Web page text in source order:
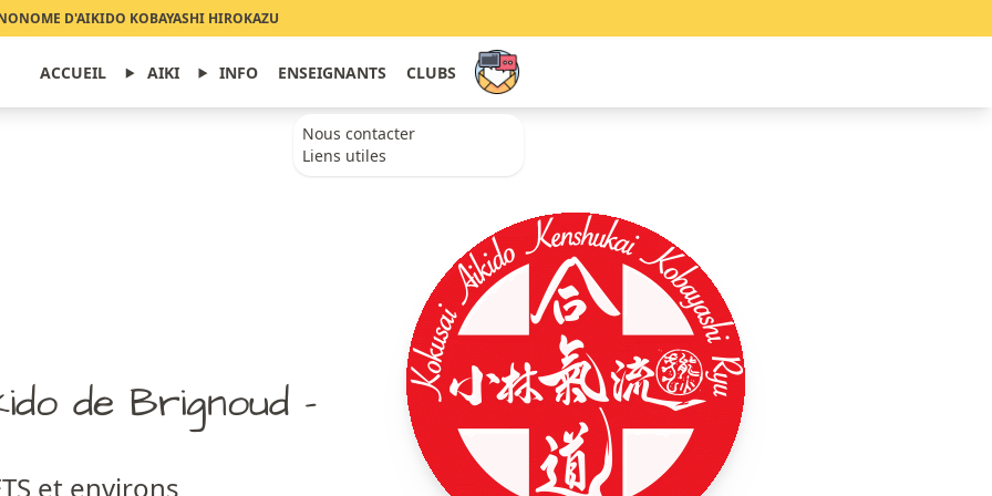
D'AIKIDO KOBAYASHI HIROKAZU
ACCUEIL AIKI INFO ENSEIGNANTS CLUBS
Nous contacter
Liens utiles
de Brignoud –
et environs